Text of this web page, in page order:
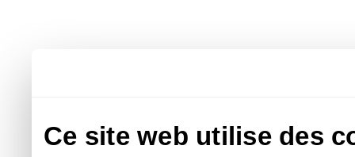
Ce site web utilise des